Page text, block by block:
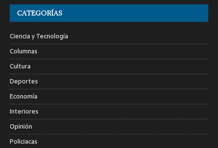
CATEGORÍAS
Ciencia y Tecnología
Columnas
Cultura
Deportes
Economía
Interiores
Opinión
Policiacas